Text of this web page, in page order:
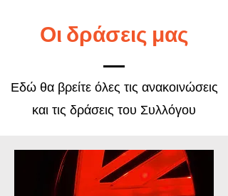
Οι δράσεις μας
Εδώ θα βρείτε όλες τις ανακοινώσεις
και τις δράσεις του Συλλόγου